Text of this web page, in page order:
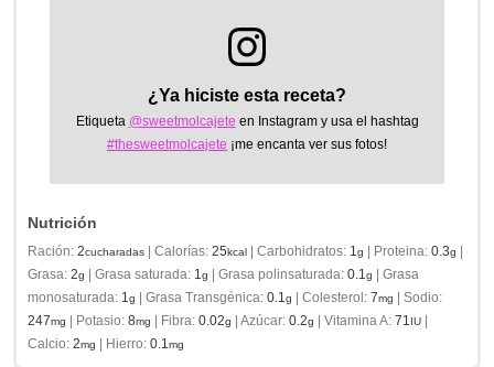
¿Ya hiciste esta receta?
Etiqueta @sweetmolcajete en Instagram y usa el hashtag
#thesweetmolcajete ¡me encanta ver sus fotos!
Nutrición
Ración: 2cucharadas Calorías: 25kcal Carbohidratos: 1g Proteina: 0.3g
Grasa: 2g Grasa saturada: 1g Grasa polinsaturada: 0.1g
Grasa
monosaturada: 1g Grasa Transgénica: 0.1g Colesterol: 7mg
Sodio:
247mg Potasio: 8mg Fibra: 0.02g Azúcar: 0.2g Vitamina A: 71 IU
Calcio: 2mg Hierro: 0.1mg